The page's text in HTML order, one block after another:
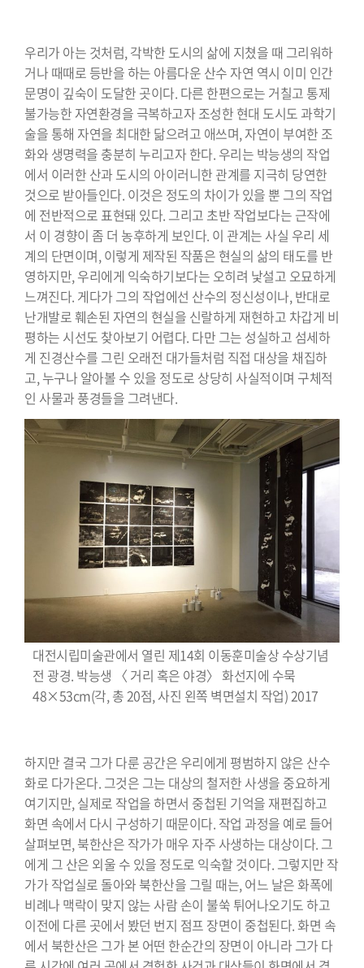
우리가 아는 것처럼, 각박한 도시의 삶에 지쳤을 때 그리워하
거나 때때로 등반을 하는 아름다운 산수 자연 역시 이미 인간
문명이 깊숙이 도달한 곳이다. 다른 한편으로는 거칠고 통제
불가능한 자연환경을 극복하고자 조성한 현대 도시도 과학기
술을 통해 자연을 최대한 닮으려고 애쓰며, 자연이 부여한 조
화와 생명력을 충분히 누리고자 한다. 우리는 박능생의 작업
에서 이러한 산과 도시의 아이러니한 관계를 지극히 당연한
것으로 받아들인다. 이것은 정도의 차이가 있을 뿐 그의 작업
에 전반적으로 표현돼 있다. 그리고 초반 작업보다는 근작에
서 이 경향이 좀 더 농후하게 보인다. 이 관계는 사실 우리 세
계의 단면이며, 이렇게 제작된 작품은 현실의 삶의 태도를 반
영하지만, 우리에게 익숙하기보다는 오히려 낯설고 오묘하게
느껴진다. 게다가 그의 작업에선 산수의 정신성이나, 반대로
난개발로 훼손된 자연의 현실을 신랄하게 재현하고 차갑게 비
평하는 시선도 찾아보기 어렵다. 다만 그는 성실하고 섬세하
게 진경산수를 그린 오래전 대가들처럼 직접 대상을 채집하
고, 누구나 알아볼 수 있을 정도로 상당히 사실적이며 구체적
인 사물과 풍경들을 그려낸다.
대전시립미술관에서 열린 제14회 이동훈미술상 수상기념
전 광경. 박능생 〈 거리 혹은 야경〉 화선지에 수묵
48×53cm(각, 총 20점, 사진 왼쪽 벽면설치 작업) 2017
하지만 결국 그가 다룬 공간은 우리에게 평범하지 않은 산수
화로 다가온다. 그것은 그는 대상의 철저한 사생을 중요하게
여기지만, 실제로 작업을 하면서 중첩된 기억을 재편집하고
화면 속에서 다시 구성하기 때문이다. 작업 과정을 예로 들어
살펴보면, 북한산은 작가가 매우 자주 사생하는 대상이다. 그
에게 그 산은 외울 수 있을 정도로 익숙할 것이다. 그렇지만 작
가가 작업실로 돌아와 북한산을 그릴 때는, 어느 날은 화폭에
비례나 맥락이 맞지 않는 사람 손이 불쑥 튀어나오기도 하고
이전에 다른 곳에서 봤던 번지 점프 장면이 중첩된다. 화면 속
에서 북한산은 그가 본 어떤 한순간의 장면이 아니라 그가 다